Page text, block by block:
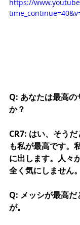
https://
Q: あなたは最高
か？
CR7: はい、そう
も私が最高です。
に出します。人々
全く気にしません。
Q: メッシが最高
が。